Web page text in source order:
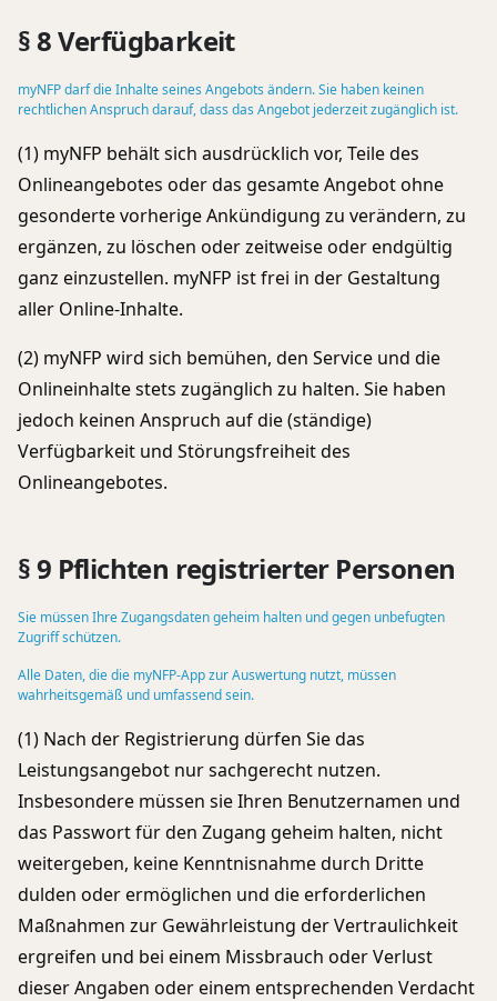
§ 8 Verfügbarkeit
myNFP darf die Inhalte seines Angebots ändern. Sie haben keinen
rechtlichen Anspruch darauf, dass das Angebot jederzeit zugänglich ist.
(1) myNFP behält sich ausdrücklich vor, Teile des
Onlineangebotes oder das gesamte Angebot ohne
gesonderte vorherige Ankündigung zu verändern, zu
ergänzen, zu löschen oder zeitweise oder endgültig
ganz einzustellen. myNFP ist frei in der Gestaltung
aller Online-Inhalte.
(2) myNFP wird sich bemühen, den Service und die
Onlineinhalte stets zugänglich zu halten. Sie haben
jedoch keinen Anspruch auf die (ständige)
Verfügbarkeit und Störungsfreiheit des
Onlineangebotes.
§ 9 Pflichten registrierter Personen
Sie müssen Ihre Zugangsdaten geheim halten und gegen unbefugten
Zugriff schützen.
Alle Daten, die die myNFP-App zur Auswertung nutzt, müssen
wahrheitsgemäß und umfassend sein.
(1) Nach der Registrierung dürfen Sie das
Leistungsangebot nur sachgerecht nutzen.
Insbesondere müssen sie Ihren Benutzernamen und
das Passwort für den Zugang geheim halten, nicht
weitergeben, keine Kenntnisnahme durch Dritte
dulden oder ermöglichen und die erforderlichen
Maßnahmen zur Gewährleistung der Vertraulichkeit
ergreifen und bei einem Missbrauch oder Verlust
dieser Angaben oder einem entsprechenden Verdacht